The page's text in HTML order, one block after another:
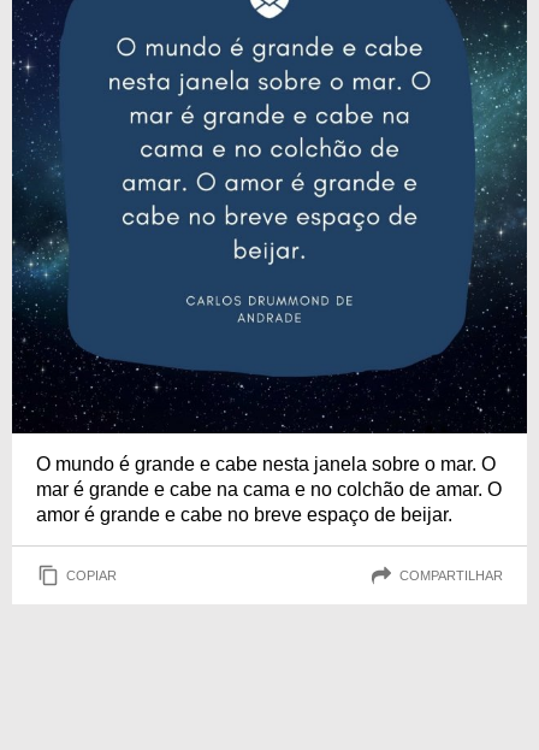
O mundo é grande e cabe nesta janela sobre o mar. O
mar é grande e cabe na cama e no colchão de amar. O
amor é grande e cabe no breve espaço de beijar.
COPIAR COMPARTILHAR